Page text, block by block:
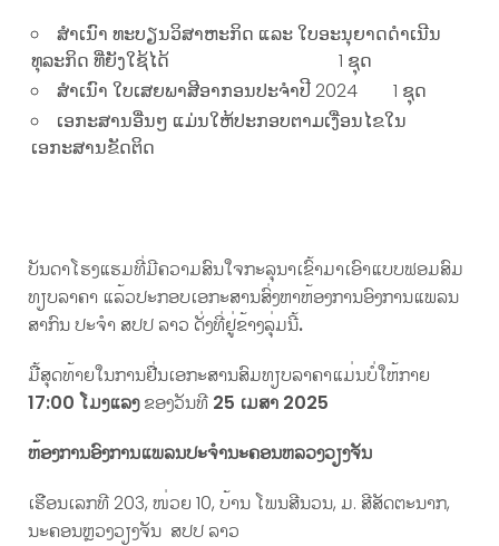
ສຳເນົາ ທະບຽນວິສາຫະກິດ ແລະ ໃບອະນຸຍາດ​ດຳ​ເນີນ​
ທຸລະ​ກິດ ທີ່ຍັງໃຊ້ໄດ້​ 1 ຊຸດ
ສຳ​ເນົາ ໃບ​​ເສຍ​ພາສີ​ອາກອນປະຈໍາປີ 2024 1 ຊຸດ
ເອກະສານອື່ນໆ ແມ່ນໃຫ້ປະກອບຕາມເງື່ອນໄຂໃນ
ເອກະສານຂັດຕິດ
ບັນດາໂຮງແຮມທີ່ມີຄວາມສົນໃຈກະລຸນາເຂົ້າມາເອົາແບບຟອມສົມ
ທຽບລາຄາ ແລ້ວປະກອບເອກະສານສົ່ງຫາຫ້ອງການອົງການແພລນ
ສາກົນ ປະຈຳ ສປປ ລາວ ດັ່ງທີ່ຢູ່ຂ້າງລຸ່ມນີ້.
ມື້ສຸດທ້າຍໃນການຢື່ນເອກະສານສົມທຽບລາຄາແມ່ນບໍ່ໃຫ້ກາຍ
17:00 ໂມງແລງຂອງວັນທີ 25 ເມສາ 2025
ຫ້ອງການອົງການແພລນປະຈໍານະຄອນຫລວງວຽງຈັນ
ເຮືອນເລກທີ 203, ໜ່ວຍ 10, ບ້ານ ໂພນສີນວນ, ມ. ສີສັດຕະນາກ,
ນະຄອນຫຼວງວຽງຈັນ ສປປ ລາວ